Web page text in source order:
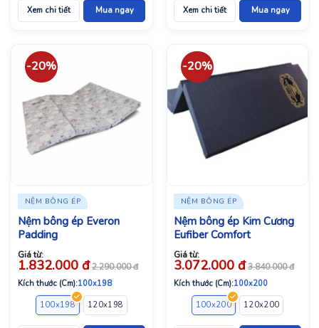
Xem chi tiết Mua ngay Xem chi tiết Mua ngay
-20%
NỆM BÔNG ÉP
Nệm bông ép Everon
Padding
Giá từ:
1.832.000 đ 2.290.000đ
Kích thước (Cm):100x198
100x198
120x198 160x198 160x200
-20%
NỆM BÔNG ÉP
Nệm bông ép Kim Cương
Eufiber Comfort
Giá từ:
3.072.000 đ 3.840.000đ
Kích thước (Cm):100x200
100x200
120x200